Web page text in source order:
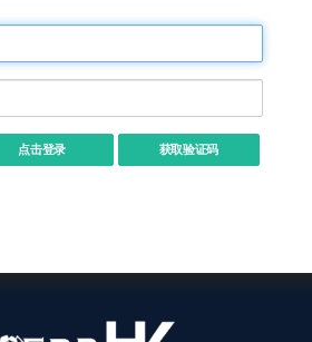
点击登录